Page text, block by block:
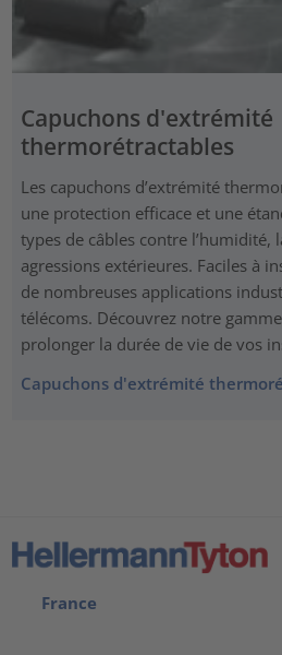
Capuchons d'extrémité
thermorétractables
Les capuchons d’extrémité
une protection efficace et une
types de câbles contre l’humidité,
agressions extérieures. Faciles à
de nombreuses applications
télécoms. Découvrez notre
prolonger la durée de vie de vos
Capuchons d'extrémité
France